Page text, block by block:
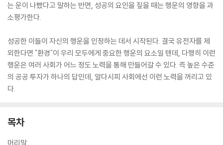
는 운이 나빴다고 말하는 반면, 성공의 요인을 짚을 때는 행운의 영향을 과
소평가한다.
성공한 이들이 자신의 행운을 인정하는 데서 시작된다. 결국 유전자를 제
외한다면 "환경"이 우리 모두에게 중요한 행운의 요소일 텐데, 다행히 이런
행운은 여러 사회가 어느 정도 노력을 통해 만들어갈 수 있다. 즉 높은 수준
의 공공 투자가 하나의 답인데, 알다시피 사회에선 이런 노력을 꺼리고 있
다.
목차
머리말